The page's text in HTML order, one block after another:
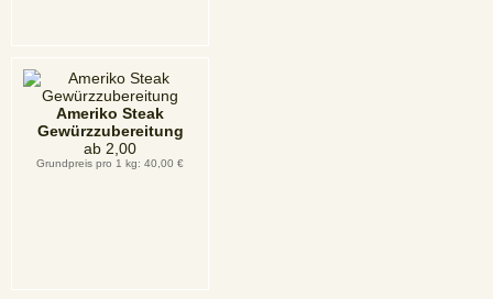
Ameriko Steak
Gewürzzubereitung
ab 2,00
Grundpreis pro 1 kg: 40,00 €